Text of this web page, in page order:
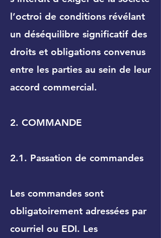
l’octroi de conditions révélant
un déséquilibre significatif des
droits et obligations convenus
entre les parties au sein de leur
accord commercial.
2. COMMANDE
2.1. Passation de commandes
Les commandes sont
obligatoirement adressées par
courriel ou EDI. Les